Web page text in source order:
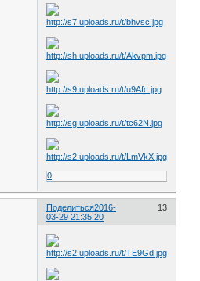
0
Поделиться 13
2016-
03-29 21:35:20